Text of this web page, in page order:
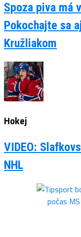
Spoza piva má
Pokochajte sa
Kružliakom
Hokej
VIDEO:
NHL